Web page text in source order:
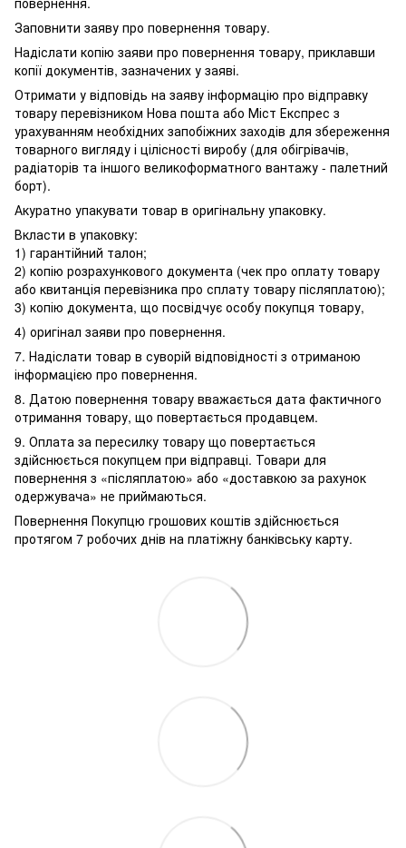
Заповнити заяву про повернення товару.
Надіслати копію заяви про повернення товару, приклавши
копії документів, зазначених у заяві.
Отримати у відповідь на заяву інформацію про відправку
товару перевізником Нова пошта або Міст Експрес з
урахуванням необхідних запобіжних заходів для збереження
товарного вигляду і цілісності виробу (для обігрівачів,
радіаторів та іншого великоформатного вантажу - палетний
борт).
Акуратно упакувати товар в оригінальну упаковку.
Вкласти в упаковку:
1) гарантійний талон;
2) копію розрахункового документа (чек про оплату товару
або квитанція перевізника про сплату товару післяплатою);
3) копію документа, що посвідчує особу покупця товару,
4) оригінал заяви про повернення.
7. Надіслати товар в суворій відповідності з отриманою
інформацією про повернення.
8. Датою повернення товару вважається дата фактичного
отримання товару, що повертається продавцем.
9. Оплата за пересилку товару що повертається
здійснюється покупцем при відправці. Товари для
повернення з «післяплатою» або «доставкою за рахунок
одержувача» не приймаються.
Повернення Покупцю грошових коштів здійснюється
протягом 7 робочих днів на платіжну банківську карту.